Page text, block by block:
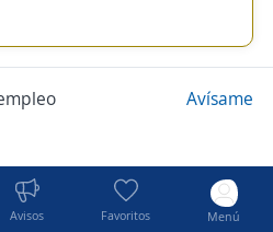
Avisos Favoritos Menú
Avísame